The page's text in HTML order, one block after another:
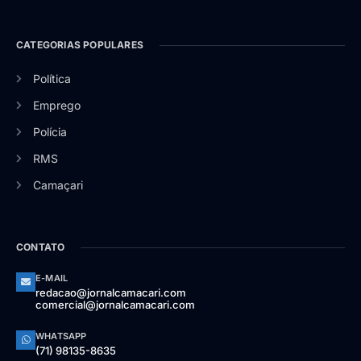
CATEGORIAS POPULARES
Política
Emprego
Polícia
RMS
Camaçari
CONTATO
E-MAIL
redacao@jornalcamacari.com
comercial@jornalcamacari.com
WHATSAPP
(71) 98135-8635